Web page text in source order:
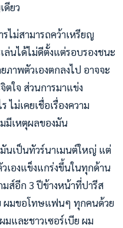
ดียว
ไม่สามารถคว้าเหรียญ
ล่นได้ไม่ดีตั้งแต่รอบรองชนะ
าพตัวเองตกลงไป อาจจะ
ตใจ ส่วนการมาแข่ง
ไม่เคยเชื่อเรื่องความ
มีเหตุผลของมัน
นเป็นทัวร์นาเมนต์ใหญ่ แต่
เองแข็งแกร่งขึ้นในทุกด้าน
มส์อีก 3 ปีข้างหน้าที่ปารีส
ผมขอโทษแฟนๆ ทุกคนด้วย
และชาวเซอร์เบีย ผม